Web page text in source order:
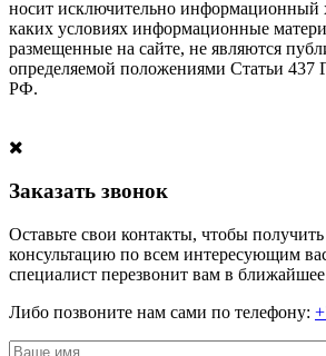
носит исключительно информационный
каких условиях информационные
размещенные на сайте, не являются
определяемой положениями Статьи 437
РФ.
Заказать звонок
Оставьте свои контакты, чтобы
консультацию по всем интересующим
специалист перезвонит вам в
Либо позвоните нам сами по телефону: